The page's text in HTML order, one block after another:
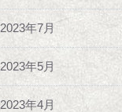
2023年7月
2023年5月
2023年4月